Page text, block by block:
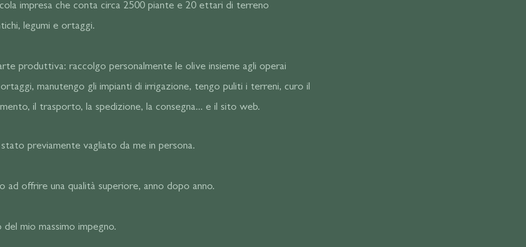
impresa che conta circa 2500 piante e 20 ettari di terreno
legumi e ortaggi.
produttiva: raccolgo personalmente le olive insieme agli operai
manutengo gli impianti di irrigazione, tengo puliti i terreni, curo il
il trasporto, la spedizione, la consegna... e il sito web.
previamente vagliato da me in persona.
offrire una qualità superiore, anno dopo anno.
mio massimo impegno.